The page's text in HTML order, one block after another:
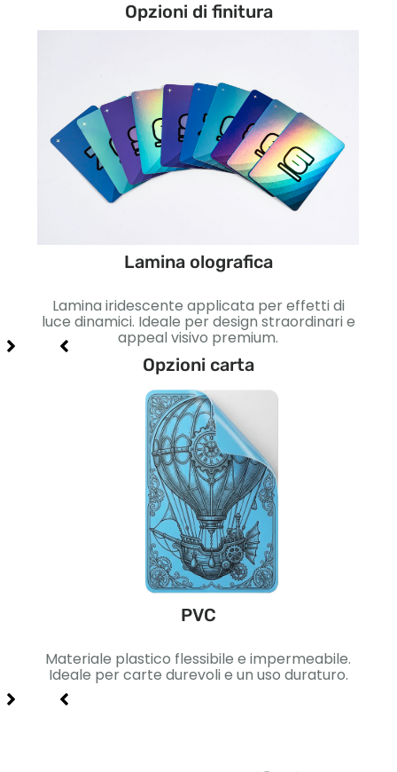
Opzioni di finitura
Lamina olografica
Lamina iridescente applicata per effetti di
luce dinamici. Ideale per design straordinari e
appeal visivo premium.
Opzioni carta
PVC
Materiale plastico flessibile e impermeabile.
Ideale per carte durevoli e un uso duraturo.